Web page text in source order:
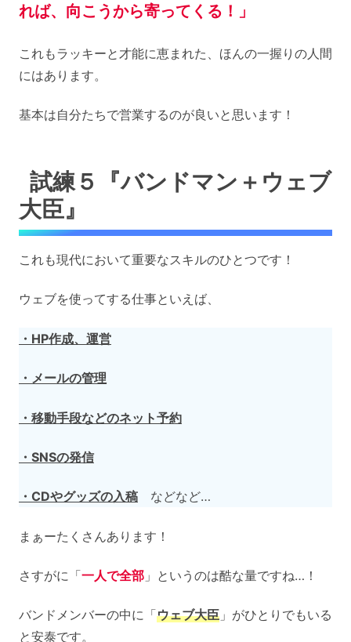
れば、向こうから寄ってくる！」
これもラッキーと才能に恵まれた、ほんの一握りの人間
にはあります。
基本は自分たちで営業するのが良いと思います！
試練５『バンドマン＋ウェブ
大臣』
これも現代において重要なスキルのひとつです！
ウェブを使ってする仕事といえば、
・HP作成、運営
・メールの管理
・移動手段などのネット予約
・SNSの発信
・CDやグッズの入稿 などなど…
まぁーたくさんあります！
さすがに「一人で全部 」というのは酷な量ですね…！
バンドメンバーの中に「ウェブ大臣 」がひとりでもいる
と安泰です。